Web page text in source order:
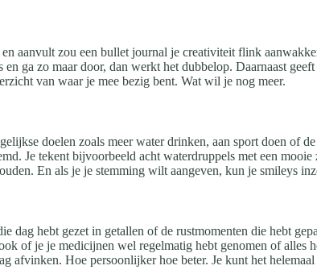
aanvult zou een bullet journal je creativiteit flink
ga zo maar door, dan werkt het dubbelop. Daarnaast
van waar je mee bezig bent. Wat wil je nog meer.
doelen zoals meer water drinken, aan sport doen of
Je tekent bijvoorbeeld acht waterdruppels met een
En als je je stemming wilt aangeven, kun je smileys
dag hebt gezet in getallen of de rustmomenten die hebt
of je je medicijnen wel regelmatig hebt genomen of alles
afvinken. Hoe persoonlijker hoe beter. Je kunt het